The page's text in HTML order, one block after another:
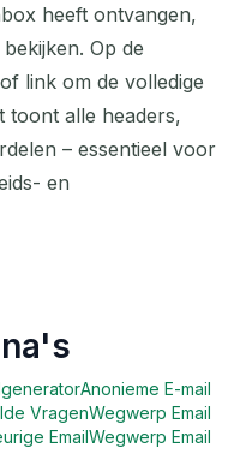
heeft ontvangen,
Op de
link om de volledige
toont alle headers,
– essentieel voor
en
Anonieme E-mail
VragenWegwerp Email
EmailWegwerp Email